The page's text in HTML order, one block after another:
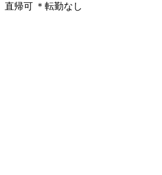
直帰可 ＊転勤なし